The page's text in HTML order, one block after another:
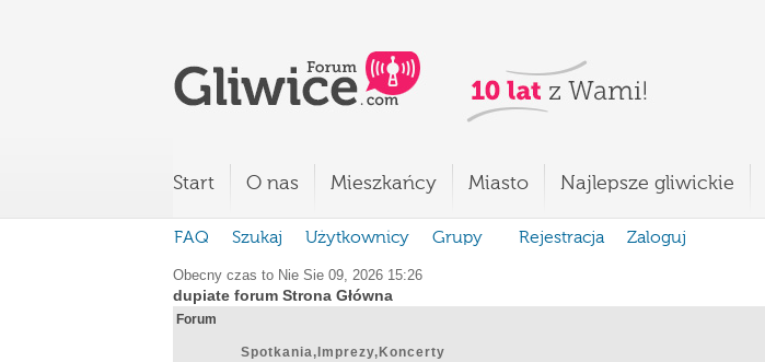
Start O nas Mieszkańcy Miasto Najlepsze gliwickie
FAQ Szukaj Użytkownicy Grupy Rejestracja Zaloguj
Obecny czas to Nie Sie 09, 2026 15:26
dupiate forum Strona Główna
Forum
Spotkania,Imprezy,Koncerty